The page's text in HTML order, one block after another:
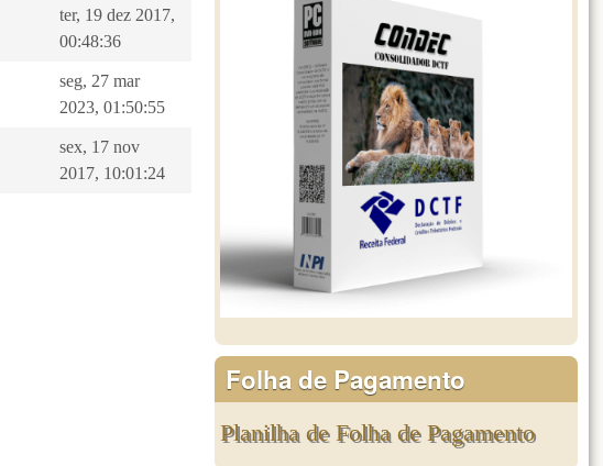
ter, 19 dez 2017,
00:48:36
seg, 27 mar
2023, 01:50:55
sex, 17 nov
2017, 10:01:24
Folha de Pagamento
Planilha de Folha de Pagamento